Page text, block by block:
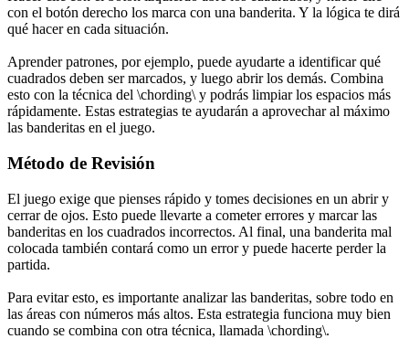
con el botón derecho los marca con una banderita. Y la lógica te dirá
qué hacer en cada situación.
Aprender patrones, por ejemplo, puede ayudarte a identificar qué
cuadrados deben ser marcados, y luego abrir los demás. Combina
esto con la técnica del \chording\ y podrás limpiar los espacios más
rápidamente. Estas estrategias te ayudarán a aprovechar al máximo
las banderitas en el juego.
Método de Revisión
El juego exige que pienses rápido y tomes decisiones en un abrir y
cerrar de ojos. Esto puede llevarte a cometer errores y marcar las
banderitas en los cuadrados incorrectos. Al final, una banderita mal
colocada también contará como un error y puede hacerte perder la
partida.
Para evitar esto, es importante analizar las banderitas, sobre todo en
las áreas con números más altos. Esta estrategia funciona muy bien
cuando se combina con otra técnica, llamada \chording\.